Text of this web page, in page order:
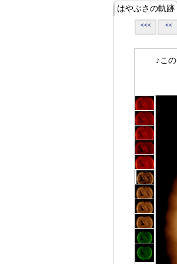
はやぶさの軌跡
<<< <<
♪この